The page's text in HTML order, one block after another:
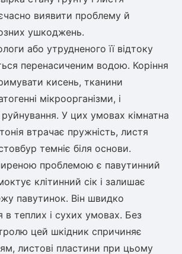
виявити проблему й
ушкоджень.
або утрудненого її відтоку
перенасиченим водою. Коріння
кисень, тканини
мікроорганізми, і
руйнування. У цих умовах кімнатна
втрачає пружність, листя
темніє біля основи.
проблемою є павутинний
клітинний сік і залишає
павутинок. Він швидко
теплих і сухих умовах. Без
цей шкідник спричиняє
листові пластини при цьому